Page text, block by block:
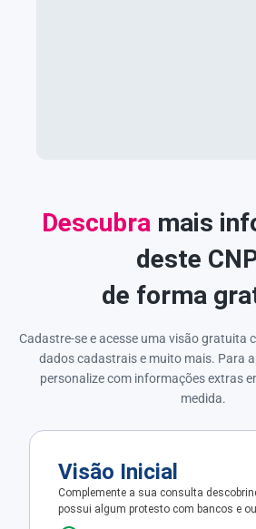
Descubra mais
deste
de forma
Cadastre-se e acesse uma visão gratuita
dados cadastrais e muito mais. Para
personalize com informações extras
medida.
Visão Inicial
Complemente a sua consulta
possui algum protesto com bancos e